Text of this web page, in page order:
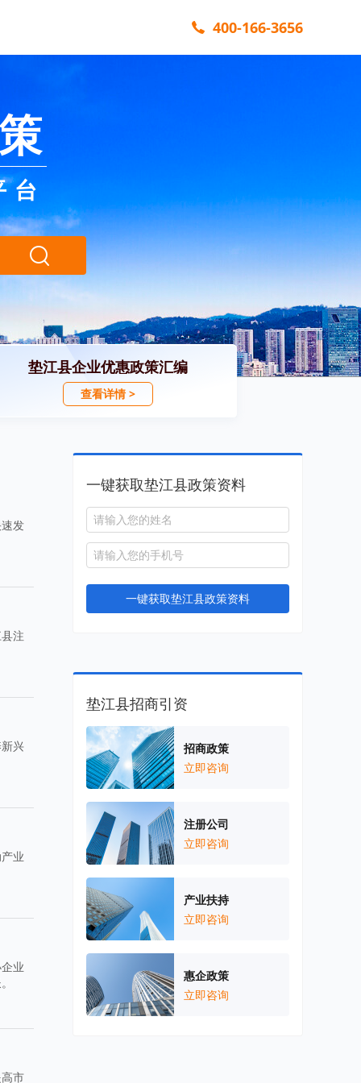
400-166-3656
台
垫江县企业优惠政策汇编
查看详情 >
发
注
兴
业
业
市
一键获取垫江县政策资料
一键获取垫江县政策资料
垫江县招商引资
招商政策
立即咨询
注册公司
立即咨询
产业扶持
立即咨询
惠企政策
立即咨询